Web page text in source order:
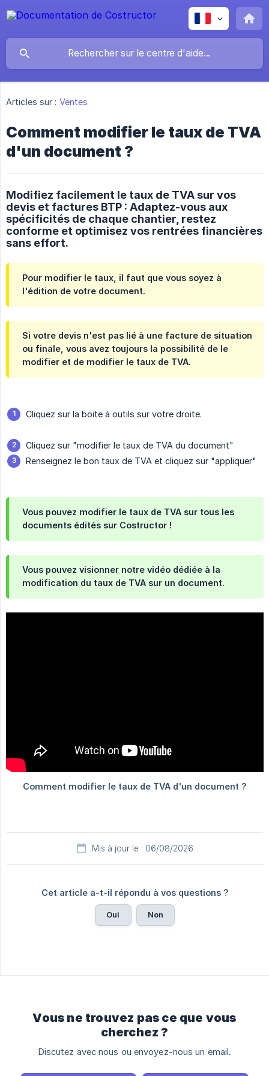
Articles sur : Ventes
Comment modifier le taux de TVA
d'un document ?
Modifiez facilement le taux de TVA sur vos
devis et factures BTP : Adaptez-vous aux
spécificités de chaque chantier, restez
conforme et optimisez vos rentrées financières
sans effort.
Pour modifier le taux, il faut que vous soyez à
l'édition de votre document.
Si votre devis n'est pas lié à une facture de situation
ou finale, vous avez toujours la possibilité de le
modifier et de modifier le taux de TVA.
Cliquez sur la boite à outils sur votre droite.
Cliquez sur "modifier le taux de TVA du document"
Renseignez le bon taux de TVA et cliquez sur "appliquer"
Vous pouvez modifier le taux de TVA sur tous les
documents édités sur Costructor !
Vous pouvez visionner notre vidéo dédiée à la
modification du taux de TVA sur un document.
Mis à jour le : 06/08/2026
Cet article a-t-il répondu à vos questions ?
Oui Non
Vous ne trouvez pas ce que vous
cherchez ?
Discutez avec nous ou envoyez-nous un email.